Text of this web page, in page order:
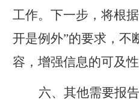
工作。下一步，将根据
开是例外”的要求，不
容， 增强信息的可及性
六、其他需要报